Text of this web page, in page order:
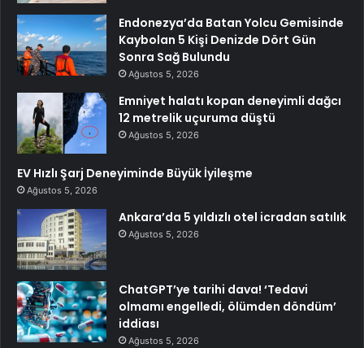
Endonezya’da Batan Yolcu Gemisinde
Kaybolan 5 Kişi Denizde Dört Gün
Sonra Sağ Bulundu
Ağustos 5, 2026
Emniyet halatı kopan deneyimli dağcı
12 metrelik uçuruma düştü
Ağustos 5, 2026
EV Hızlı Şarj Deneyiminde Büyük İyileşme
Ağustos 5, 2026
Ankara’da 5 yıldızlı otel icradan satılık
Ağustos 5, 2026
ChatGPT’ye tarihi dava! ‘Tedavi
olmamı engelledi, ölümden döndüm’
iddiası
Ağustos 5, 2026